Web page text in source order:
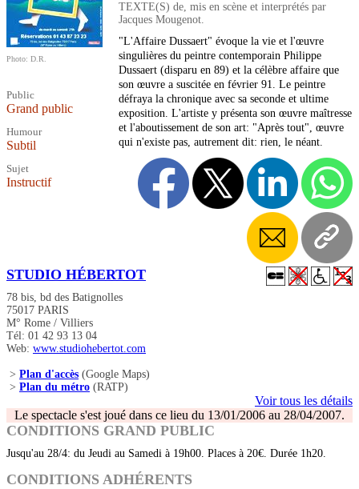
Photo: D.R.
Public
Grand public
Humour
Subtil
Sujet
Instructif
TEXTE(S) de, mis en scène et interprétés par
Jacques Mougenot.
"L'Affaire Dussaert" évoque la vie et l'œuvre
singulières du peintre contemporain Philippe
Dussaert (disparu en 89) et la célèbre affaire que
son œuvre a suscitée en février 91. Le peintre
défraya la chronique avec sa seconde et ultime
exposition. L'artiste y présenta son œuvre maîtresse
et l'aboutissement de son art: "Après tout", œuvre
qui n'existe pas, autrement dit: rien, le néant.
STUDIO HÉBERTOT
78 bis, bd des Batignolles
75017 PARIS
M° Rome / Villiers
Tél: 01 42 93 13 04
Web: www.studiohebertot.com
> Plan d'accès (Google Maps)
> Plan du métro (RATP)
Voir tous les détails
Le spectacle s'est joué dans ce lieu du 13/01/2006 au 28/04/2007.
CONDITIONS GRAND PUBLIC
Jusqu'au 28/4: du Jeudi au Samedi à 19h00. Places à 20€. Durée 1h20.
CONDITIONS ADHÉRENTS